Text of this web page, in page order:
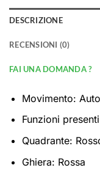
DESCRIZIONE
RECENSIONI (0)
FAI UNA DOMANDA ?
Movimento:
Funzioni
Quadrante:
Ghiera: Rossa